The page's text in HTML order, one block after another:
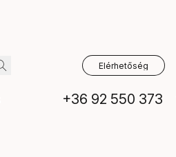
Elérhetőség
+36 92 550 373